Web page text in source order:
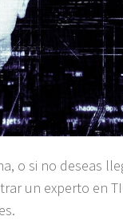
o si no deseas
un experto en